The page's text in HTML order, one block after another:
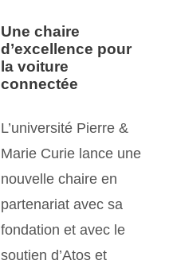
Une chaire
d’excellence pour
la voiture
connectée
L’université Pierre &
Marie Curie lance une
nouvelle chaire en
partenariat avec sa
fondation et avec le
soutien d’Atos et